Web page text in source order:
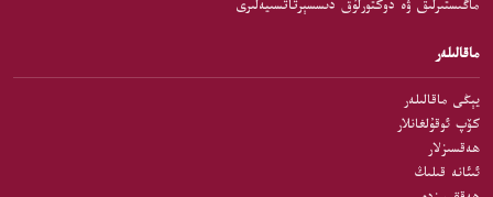
ماگىستىرلىق ۋە دوكتورلۇق دىسسېرتاتسىيەلىرى
ماقالىلەر
يېڭى ماقالىلەر
كۆپ ئوقۇلغانلار
ھەقسىزلار
ئىئانە قىلىڭ